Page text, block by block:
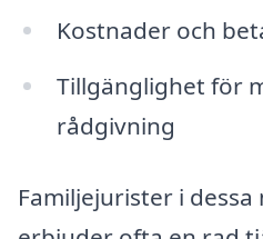
Kostnader och
Tillgänglighet för
rådgivning
Familjejurister i